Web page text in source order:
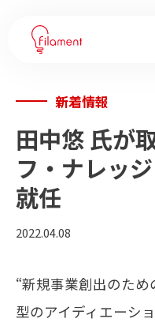
サービス
事例紹介
企業変革ノウハウ
会社情報
フィラメントについ
新着情報
田中悠 氏が
フ・ナレッ
就任
2022.04.08
“新規事業創出のた
型のアイディエーシ